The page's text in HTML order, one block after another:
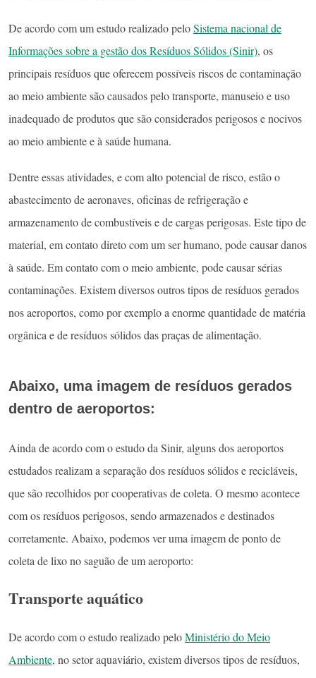
De acordo com um estudo realizado peloSistema nacional de
Informações sobre a gestão dos Resíduos Sólidos (Sinir), os
principais resíduos que oferecem possíveis riscos de contaminação
ao meio ambiente são causados pelo transporte, manuseio e uso
inadequado de produtos que são considerados perigosos e nocivos
ao meio ambiente e à saúde humana.
Dentre essas atividades, e com alto potencial de risco, estão o
abastecimento de aeronaves, oficinas de refrigeração e
armazenamento de combustíveis e de cargas perigosas. Este tipo de
material, em contato direto com um ser humano, pode causar danos
à saúde. Em contato com o meio ambiente, pode causar sérias
contaminações. Existem diversos outros tipos de resíduos gerados
nos aeroportos, como por exemplo a enorme quantidade de matéria
orgânica e de resíduos sólidos das praças de alimentação.
Abaixo, uma imagem de resíduos gerados
dentro de aeroportos:
Ainda de acordo com o estudo da Sinir, alguns dos aeroportos
estudados realizam a separação dos resíduos sólidos e recicláveis,
que são recolhidos por cooperativas de coleta. O mesmo acontece
com os resíduos perigosos, sendo armazenados e destinados
corretamente. Abaixo, podemos ver uma imagem de ponto de
coleta de lixo no saguão de um aeroporto:
Transporte aquático
De acordo com o estudo realizado peloMinistério do Meio
Ambiente, no setor aquaviário, existem diversos tipos de resíduos,